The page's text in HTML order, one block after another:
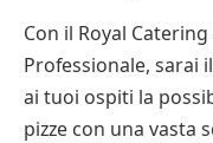
Con il Royal
Professionale, sarai
ai tuoi ospiti la
pizze con una vasta